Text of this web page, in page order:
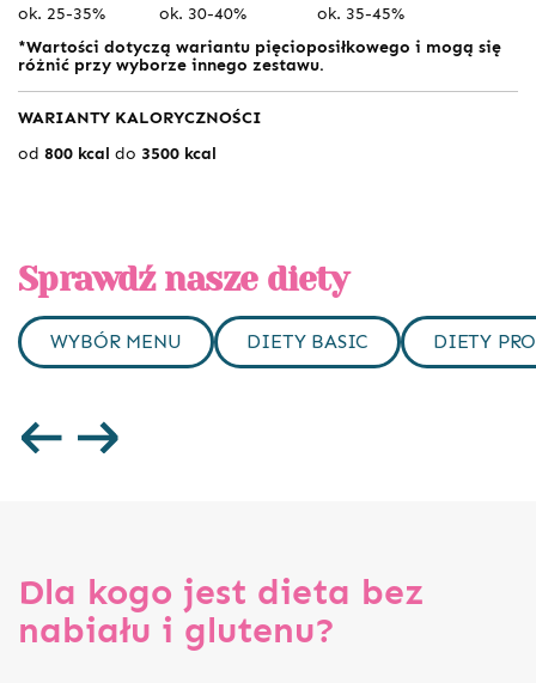
ok. 25-35%
ok. 30-40%
ok. 35-45%
*Wartości dotyczą wariantu pięcioposiłkowego i mogą się
różnić przy wyborze innego zestawu.
WARIANTY KALORYCZNOŚCI
od 800 kcal do 3500 kcal
Sprawdź nasze diety
WYBÓR MENU DIETY BASIC DIETY PRO
Dla kogo jest dieta bez
nabiału i glutenu?